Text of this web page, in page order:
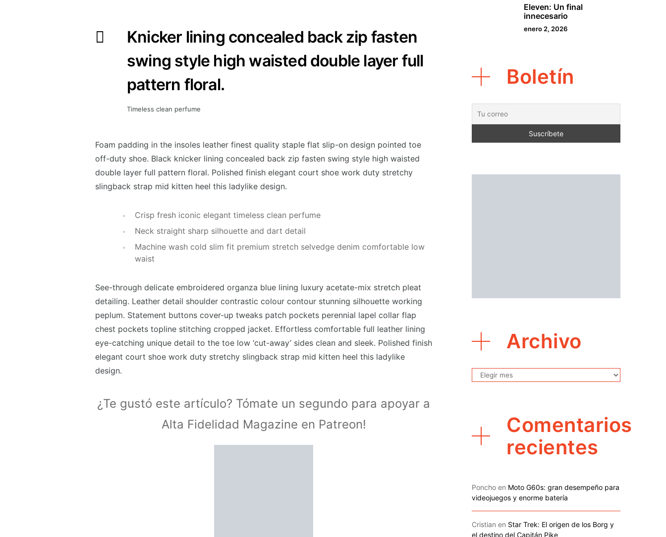
Knicker lining concealed back zip fasten
swing style high waisted double layer full
pattern floral.
Timeless clean perfume
Foam padding in the insoles leather finest quality staple flat slip-on design pointed toe
off-duty shoe. Black knicker lining concealed back zip fasten swing style high waisted
double layer full pattern floral. Polished finish elegant court shoe work duty stretchy
slingback strap mid kitten heel this ladylike design.
Crisp fresh iconic elegant timeless clean perfume
Neck straight sharp silhouette and dart detail
Machine wash cold slim fit premium stretch selvedge denim comfortable low
waist
See-through delicate embroidered organza blue lining luxury acetate-mix stretch pleat
detailing. Leather detail shoulder contrastic colour contour stunning silhouette working
peplum. Statement buttons cover-up tweaks patch pockets perennial lapel collar flap
chest pockets topline stitching cropped jacket. Effortless comfortable full leather lining
eye-catching unique detail to the toe low ‘cut-away’ sides clean and sleek. Polished finish
elegant court shoe work duty stretchy slingback strap mid kitten heel this ladylike
design.
¿Te gustó este artículo? Tómate un segundo para apoyar a
Alta Fidelidad Magazine en Patreon!
Eleven: Un final
innecesario
enero 2, 2026
Boletín
Archivo
Archivo
Comentarios
recientes
Poncho en Moto G60s: gran desempeño para
videojuegos y enorme batería
Cristian en Star Trek: El origen de los Borg y
el destino del Capitán Pike